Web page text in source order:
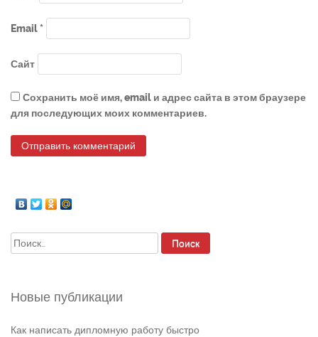
Email*
Сайт
Сохранить моё имя, email и адрес сайта в этом браузере
для последующих моих комментариев.
Найти:
Новые публикации
Как написать дипломную работу быстро